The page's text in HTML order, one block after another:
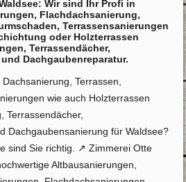
Wir sind Ihr Profi in
Flachdachsanierung,
Terrassensanierungen
oder Holzterrassen
Terrassendächer,
Dachgaubenreparatur.
Terrassen,
wie auch Holzterrassen
Terrassendächer,
Dachgaubensanierung für Waldsee?
sind Sie richtig. ↗️ Zimmerei Otte
Altbausanierungen,